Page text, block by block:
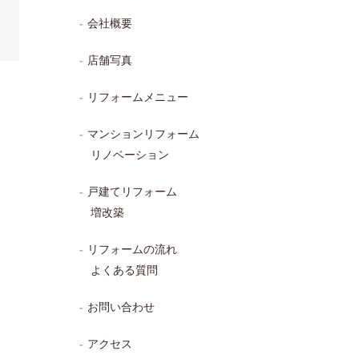
会社概要
店舗写真
リフォームメニュー
マンションリフォーム
リノベーション
戸建てリフォーム
増改築
リフォームの流れ
よくある質問
お問い合わせ
アクセス